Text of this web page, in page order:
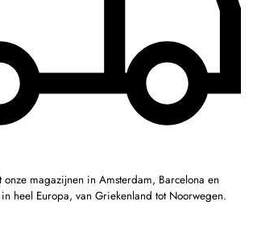
onze magazijnen in Amsterdam, Barcelona en
heel Europa, van Griekenland tot Noorwegen.